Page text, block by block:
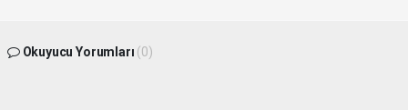
Okuyucu Yorumları (0)